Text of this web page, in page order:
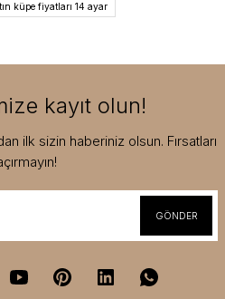
küpe fiyatları 14 ayar
kayıt olun!
ilk sizin haberiniz olsun. Fırsatları
GÖNDER